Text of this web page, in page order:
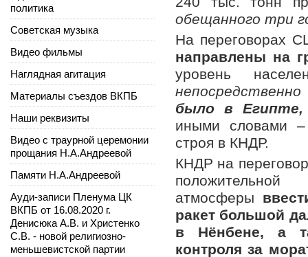
обещанного три
На переговорах
направлены на
уровень
было в
иными словами –
строя в КНДР.
КНДР на
положительной
атмосферы
ракет большой
в Нёнбене, а
контроля за
политика
Советская музыка
Видео фильмы
Наглядная агитация
Материалы съездов ВКПБ
Наши реквизиты
Видео с траурной церемонии
прощания Н.А.Андреевой
Памяти Н.А.Андреевой
Ауди-записи Пленума ЦК
ВКПБ от 16.08.2020 г.
Денисюка А.В. и Христенко
С.В. - новой религиозно-
меньшевистской партии